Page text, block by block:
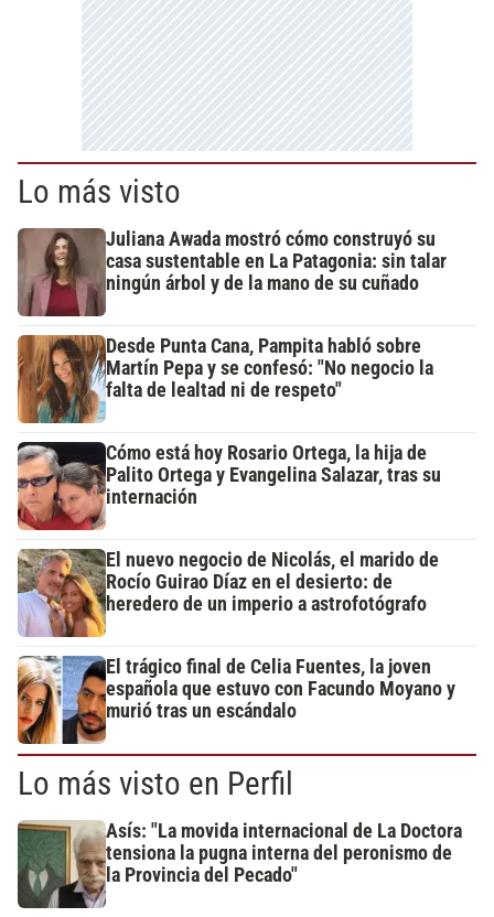
Lo más visto
Juliana Awada mostró cómo construyó su
casa sustentable en La Patagonia: sin talar
ningún árbol y de la mano de su cuñado
Desde Punta Cana, Pampita habló sobre
Martín Pepa y se confesó: "No negocio la
falta de lealtad ni de respeto"
Cómo está hoy Rosario Ortega, la hija de
Palito Ortega y Evangelina Salazar, tras su
internación
El nuevo negocio de Nicolás, el marido de
Rocío Guirao Díaz en el desierto: de
heredero de un imperio a astrofotógrafo
El trágico final de Celia Fuentes, la joven
española que estuvo con Facundo Moyano y
murió tras un escándalo
Lo más visto en Perfil
Asís: "La movida internacional de La Doctora
tensiona la pugna interna del peronismo de
la Provincia del Pecado"